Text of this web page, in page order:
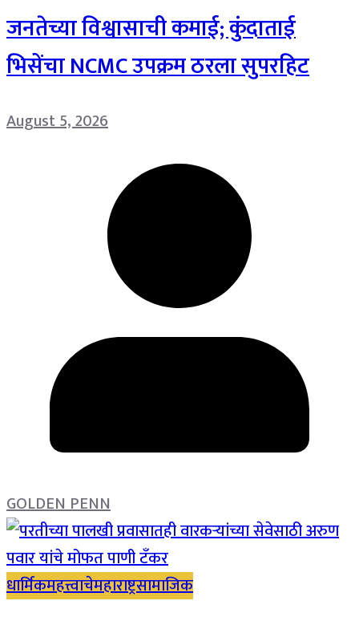
जनतेच्या विश्वासाची कमाई; कुंदाताई
भिसेंचा NCMC उपक्रम ठरला सुपरहिट
August 5, 2026
GOLDEN PENN
धार्मिकमहत्त्वाचेमहाराष्ट्रसामाजिक